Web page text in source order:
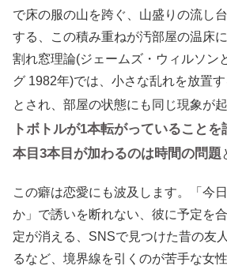
で床の服の山を跨ぐ、山盛りの流し
する、この積み重ねが汚部屋の温床
割れ窓理論(ジェームズ・ウィルソン
グ 1982年)では、小さな乱れを放置
とされ、部屋の状態にも同じ現象が起
トボトルが1本転がっていること
本目3本目が加わるのは時間の問題
この癖は恋愛にも波及します。「今
か」で誘いを断れない、彼に予定を
定が消える、SNSで見つけた昔の友
るなど、境界線を引くのが苦手な女